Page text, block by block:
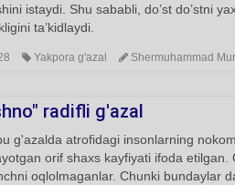
istaydi. Shu sababli, do’st do’stni
ta’kidlaydi.
Yakpora g'azal Shermuhammad
radifli g'azal
g'azalda atrofidagi insonlarning
orif shaxs kayfiyati ifoda etilgan.
oqlolmaganlar. Chunki bundaylar